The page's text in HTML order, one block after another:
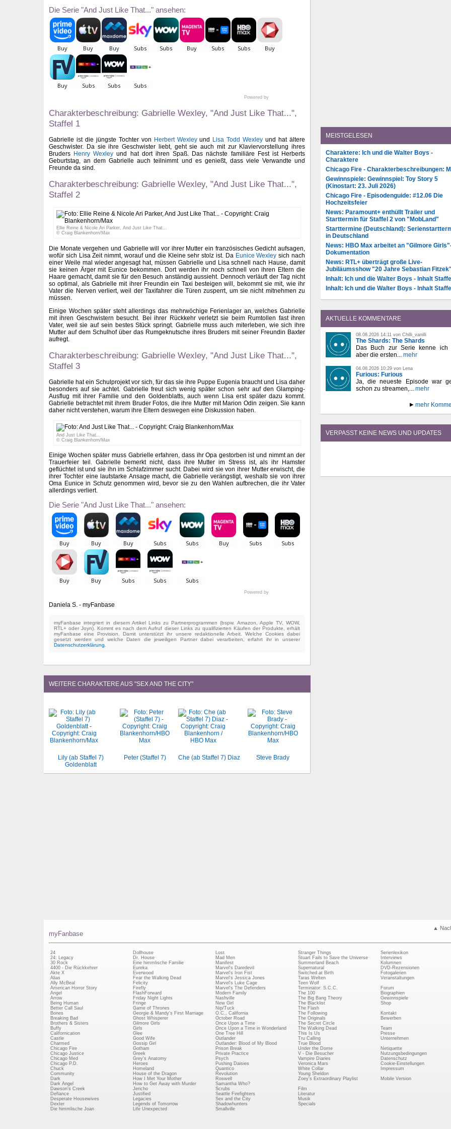
Die Serie "And Just Like That..." ansehen:
Powered by
Charakterbeschreibung: Gabrielle Wexley, "And Just Like That...",
Staffel 1
Gabrielle ist die jüngste Tochter von Herbert Wexleyund Lisa Todd Wexley und hat ältere
Geschwister. Da sie ihre Geschwister liebt, geht sie auch mit zur Klaviervorstellung ihres
Bruders Henry Wexley und hat dort ihren Spaß. Das nächste familiäre Fest ist Herberts
Geburtstag, an dem Gabrielle auch teilnimmt und es genießt, dass viele Verwandte und
Freunde da sind.
Charakterbeschreibung: Gabrielle Wexley, "And Just Like That...",
Staffel 2
Ellie Reine & Nicole Ari Parker, And Just Like That...
© Craig Blankenhorn/Max
Die Monate vergehen und Gabrielle will vor ihrer Mutter ein französisches Gedicht aufsagen,
wofür sich Lisa Zeit nimmt, worauf und die Kleine sehr stolz ist. Da Eunice Wexley sich nach
einer Weile mal wieder angesagt hat, müssen Gabrielle und Lisa schnell nach Hause, damit
sie keinen Ärger mit Eunice bekommen. Dort werden ihr noch schnell von ihren Eltern die
Haare gemacht, damit sie für den Besuch anständig aussieht. Dennoch verläuft der Tag nicht
so optimal, als Gabrielle mit ihrer Freundin ein Taxi besteigen will, bekommt sie mit, wie ihr
Vater die Nerven verliert, weil der Taxifahrer die Türen zusperrt, um sie nicht mitnehmen zu
müssen.
Einige Wochen später steht allerdings das mehrwöchige Ferienlager an, welches Gabrielle
mit ihren Geschwistern besucht. Bei ihrer Rückkehr verletzt sie beim Rumtollen fast ihren
Vater, weil sie auf sein bestes Stück springt. Gabrielle muss auch miterleben, wie sich ihre
Mutter auf dem Schulhof über das Rumgeknutsche ihres Bruders mit seiner Freundin Baxter
aufregt.
Charakterbeschreibung: Gabrielle Wexley, "And Just Like That...",
Staffel 3
Gabrielle hat ein Schulprojekt vor sich, für das sie ihre Puppe Eugenia braucht und Lisa daher
besonders auf sie achtet. Gabrielle freut sich wenig später schon sehr auf den Glamping-
Ausflug mit ihrer Familie und den Goldenblatts, auch wenn Lisa erst später dazu kommt.
Gabrielle betrachtet mit ihrem Bruder Fotos, die ihre Mutter mit Marion Odin zeigen. Sie kann
daher nicht verstehen, warum ihre Eltern deswegen eine Diskussion haben.
And Just Like That...
© Craig Blankenhorn/Max
Einige Wochen später muss Gabrielle erfahren, dass ihr Opa gestorben ist und nimmt an der
Trauerfeier teil. Gabrielle bemerkt nicht, dass ihre Mutter im Stress ist, als ihr Hamster
geflüchtet ist und sie ihn im Schlafzimmer sucht. Dabei wird sie von ihrer Mutter erwischt, die
ihrer Tochter eine lautstarke Ansage macht, die Gabrielle verängstigt, weshalb sie von ihrer
Oma Eunice in Schutz genommen wird, bevor sie zu den Wahlen aufbrechen, die ihr Vater
allerdings verliert.
Die Serie "And Just Like That..." ansehen:
Powered by
Daniela S. - myFanbase
myFanbase integriert in diesem Artikel Links zu Partnerprogrammen (bspw. Amazon, Apple TV, WOW,
RTL+ oder Joyn). Kommt es nach dem Aufruf dieser Links zu qualifizierten Käufen der Produkte, erhält
myFanbase eine Provision. Damit unterstützt ihr unsere redaktionelle Arbeit. Welche Cookies dabei
gesetzt werden und welche Daten die jeweiligen Partner dabei verarbeiten, erfahrt ihr in unserer
Datenschutzerklärung
WEITERE CHARAKTERE AUS "SEX AND THE CITY"
Lily (ab Staffel 7)
Goldenblatt
Peter (Staffel 7) Che (ab Staffel 7) Diaz Steve Brady
MEISTGELESEN
Charaktere: Ich und die Walter Boys -
Charaktere
Chicago Fire - Charakterbeschreibungen:
Gewinnspiele: Gewinnspiel: Toy Story 5
(Kinostart: 23. Juli 2026)
Chicago Fire - Episodenguide: #12.06 Die
Hochzeitsfeier
News: Paramount+ enthüllt Trailer und
Starttermin für Staffel 2 von "MobLand"
Starttermine (Deutschland):
in Deutschland
News: HBO Max arbeitet an "Gilmore
Dokumentation
News: RTL+ überträgt große Live-
Jubiläumsshow "20 Jahre Sebastian Fitzek"
Inhalt: Ich und die Walter Boys - Inhalt
Inhalt: Ich und die Walter Boys - Inhalt
AKTUELLE KOMMENTARE
08.08.2026 14:11 von Chilli_vanilli
The Shards: The Shards
Das Buch zur Serie kenne ich
aber die ersten... mehr
04.08.2026 10:29 von Lena
Furious: Furious
Ja, die neueste Episode war
schon zu streamen,... mehr
mehr
VERPASST KEINE NEWS UND UPDATES
▲
myFanbase
24
24: Legacy
30 Rock
4400 - Die Rückkehrer
Akte X
Alias
Ally McBeal
American Horror Story
Angel
Arrow
Being Human
Better Call Saul
Bones
Breaking Bad
Brothers & Sisters
Buffy
Californication
Castle
Charmed
Chicago Fire
Chicago Justice
Chicago Med
Chicago P.D.
Chuck
Community
Dark
Dark Angel
Dawson's Creek
Defiance
Desperate Housewives
Dexter
Die himmlische Joan
Dollhouse
Dr. House
Eine himmlische Familie
Eureka
Everwood
Fear the Walking Dead
Felicity
Firefly
FlashForward
Friday Night Lights
Fringe
Game of Thrones
Georgie & Mandy's First Marriage
Ghost Whisperer
Gilmore Girls
Girls
Glee
Good Wife
Gossip Girl
Gotham
Greek
Grey's Anatomy
Heroes
Homeland
House of the Dragon
How I Met Your Mother
How to Get Away with Murder
Jericho
Justified
Legacies
Legends of Tomorrow
Life Unexpected
Lost
Mad Men
Manifest
Marvel's Daredevil
Marvel's Iron Fist
Marvel's Jessica Jones
Marvel's Luke Cage
Marvel's The Defenders
Modern Family
Nashville
New Girl
Nip/Tuck
O.C., California
October Road
Once Upon a Time
Once Upon a Time in Wonderland
One Tree Hill
Outlander
Outlander: Blood of My Blood
Prison Break
Private Practice
Psych
Pushing Daisies
Quantico
Revolution
Roswell
Samantha Who?
Scrubs
Seattle Firefighters
Sex and the City
Shadowhunters
Smallville
Stranger Things
Stuart Fails to Save the Universe
Summerland Beach
Supernatural
Switched at Birth
Taras Welten
Teen Wolf
Terminator: S.C.C.
The 100
The Big Bang Theory
The Blacklist
The Flash
The Following
The Originals
The Secret Circle
The Walking Dead
This Is Us
Tru Calling
True Blood
Under the Dome
V - Die Besucher
Vampire Diaries
Veronica Mars
White Collar
Young Sheldon
Zoey's Extraordinary Playlist
Film
Literatur
Musik
Specials
Serienlexikon
Interviews
Kolumnen
DVD-Rezensionen
Fotogalerien
Veranstaltungen
Forum
Biographien
Gewinnspiele
Shop
Kontakt
Bewerben
Team
Presse
Unternehmen
Netiquette
Nutzungsbedingungen
Datenschutz
Cookie-Einstellungen
Impressum
Mobile Version